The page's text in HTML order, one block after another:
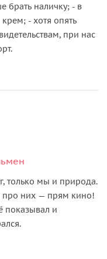
брать наличку; - в
- хотя опять
при нас
только мы и природа.
про них — прям кино!
показывал и